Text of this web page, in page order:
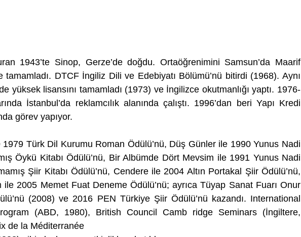
1943’te Sinop, Gerze’de doğdu. Ortaöğrenimini Samsun’da Maarif
tamamladı. DTCF İngiliz Dili ve Edebiyatı Bölümü’nü bitirdi (1968). Aynı
yüksek lisansını tamamladı (1973) ve İngilizce okutmanlığı yaptı. 1976-
İstanbul’da reklamcılık alanında çalıştı. 1996’dan beri Yapı Kredi
görev yapıyor.
1979 Türk Dil Kurumu Roman Ödülü’nü, Düş Günler ile 1990 Yunus Nadi
Öykü Kitabı Ödülü’nü, Bir Albümde Dört Mevsim ile 1991 Yunus Nadi
Şiir Kitabı Ödülü’nü, Cendere ile 2004 Altın Portakal Şiir Ödülü’nü,
ile 2005 Memet Fuat Deneme Ödülü’nü; ayrıca Tüyap Sanat Fuarı Onur
(2008) ve 2016 PEN Türkiye Şiir Ödülü’nü kazandı. International
(ABD, 1980), British Council Camb ridge Seminars (İngiltere,
de la Méditerranée